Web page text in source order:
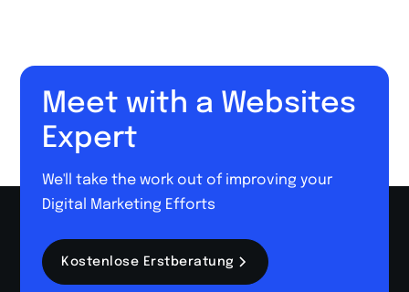
Meet with a Websites
Expert
We'll take the work out of improving your
Digital Marketing Efforts
Kostenlose Erstberatung